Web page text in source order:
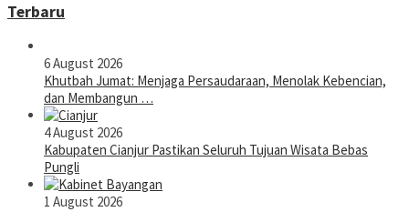
Terbaru
6 August 2026
Khutbah Jumat: Menjaga Persaudaraan, Menolak Kebencian,
dan Membangun …
4 August 2026
Kabupaten Cianjur Pastikan Seluruh Tujuan Wisata Bebas
Pungli
1 August 2026